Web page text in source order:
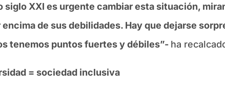
XXI es urgente cambiar esta situación,
de sus debilidades. Hay que dejarse
tenemos puntos fuertes y débiles”- ha
= sociedad inclusiva